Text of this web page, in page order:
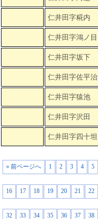
仁井田字糀内
仁井田字鴻ノ目
仁井田字坂下
仁井田字佐平治
仁井田字猿池
仁井田字沢田
仁井田字四十坦
« 前ページへ 1 2 3 4 5
16 17 18 19 20 21 22
32 33 34 35 36 37 38